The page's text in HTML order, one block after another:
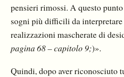
pensieri rimossi. A questo
sogni più difficili da
realizzazioni mascherate di
pagina 68 – capitolo 9;)».
Quindi, dopo aver riconosciuto